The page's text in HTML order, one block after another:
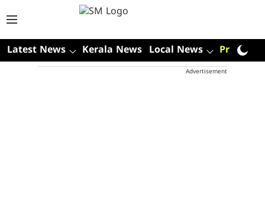
Latest News Kerala News Local News Premium
Advertisement